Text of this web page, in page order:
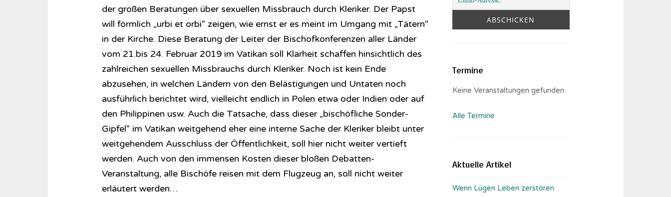
der großen Beratungen über sexuellen Missbrauch durch Kleriker. Der Papst
will förmlich „urbi et orbi“ zeigen, wie ernst er es meint im Umgang mit „Tätern“
in der Kirche. Diese Beratung der Leiter der Bischofkonferenzen aller Länder
vom 21.bis 24. Februar 2019 im Vatikan soll Klarheit schaffen hinsichtlich des
zahlreichen sexuellen Missbrauchs durch Kleriker. Noch ist kein Ende
abzusehen, in welchen Ländern von den Belästigungen und Untaten noch
ausführlich berichtet wird, vielleicht endlich in Polen etwa oder Indien oder auf
den Philippinen usw. Auch die Tatsache, dass dieser „bischöfliche Sonder-
Gipfel“ im Vatikan weitgehend eher eine interne Sache der Kleriker bleibt unter
weitgehendem Ausschluss der Öffentlichkeit, soll hier nicht weiter vertieft
werden. Auch von den immensen Kosten dieser bloßen Debatten-
Veranstaltung, alle Bischöfe reisen mit dem Flugzeug an, soll nicht weiter
erläutert werden…
Termine
Keine Veranstaltungen gefunden.
Alle Termine
Aktuelle Artikel
Wenn Lügen Leben zerstören